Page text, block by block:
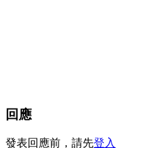
回應
發表回應前，請先登入